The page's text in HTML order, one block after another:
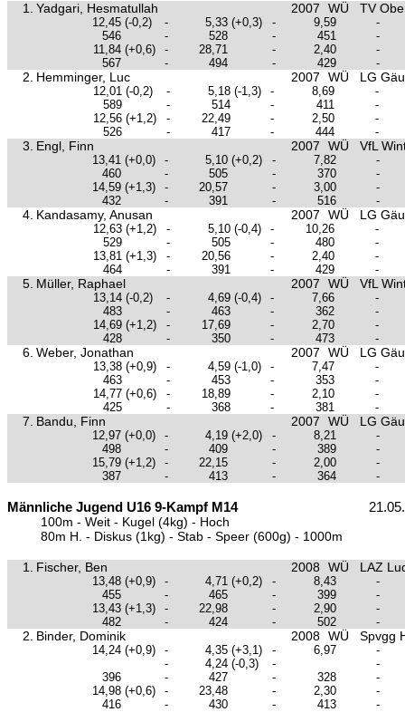
1. Yadgari, Hesmatullah 2007 WÜ TV
12,45 (-0,2) - 5,33 (+0,3) - 9,59
-
546
- 528 - 451
-
11,84 (+0,6) - 28,71 - 2,40
-
567
- 494 - 429 -
2. Hemminger, Luc 2007 WÜ LG
12,01 (-0,2) - 5,18 (-1,3) - 8,69
-
589
- 514 - 411
-
12,56 (+1,2) - 22,49 - 2,50
-
526
- 417 - 444 -
3. Engl, Finn 2007 WÜ VfL
13,41 (+0,0) - 5,10 (+0,2) - 7,82
-
460
- 505 - 370
-
14,59 (+1,3) - 20,57 - 3,00
-
432
- 391 - 516 -
4. Kandasamy, Anusan 2007 WÜ LG
12,63 (+1,2) - 5,10 (-0,4) - 10,26
-
529
- 505 - 480
-
13,81 (+1,3) - 20,56 - 2,40
-
464
- 391 - 429 -
5. Müller, Raphael 2007 WÜ VfL
13,14 (-0,2) - 4,69 (-0,4) - 7,66
-
483
- 463 - 362
-
14,69 (+1,2) - 17,69 - 2,70
-
428
- 350 - 473 -
6. Weber, Jonathan 2007 WÜ LG
13,38 (+0,9) - 4,59 (-1,0) - 7,47
-
463
- 453 - 353
-
14,77 (+0,6) - 18,89 - 2,10
-
425
- 368 - 381 -
7. Bandu, Finn 2007 WÜ LG
12,97 (+0,0) - 4,19 (+2,0) - 8,21
-
498
- 409 - 389
-
15,79 (+1,2) - 22,15 - 2,00
-
387
- 413 - 364 -
Männliche Jugend U16 9-Kampf M14
100m - Weit - Kugel (4kg) - Hoch
80m H. - Diskus (1kg) - Stab - Speer (600g) - 1000m
1. Fischer, Ben 2008 WÜ LAZ
13,48 (+0,9) - 4,71 (+0,2) - 8,43
-
455
- 465 - 399
-
13,43 (+1,3) - 22,98 - 2,90
-
482
- 424 - 502 -
2. Binder, Dominik 2008 WÜ Spvgg
14,24 (+0,9) - 4,35 (+3,1) - 6,97
-
-
4,24 (-0,3) -
-
396
- 427 - 328
-
14,98 (+0,6) - 23,48 - 2,30
-
416
- 430 - 413 -